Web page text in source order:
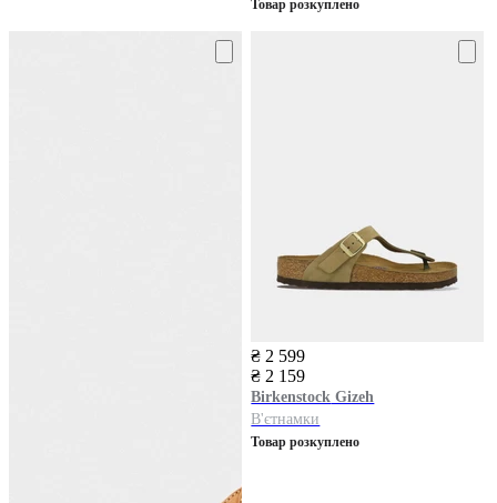
Товар розкуплено
₴ 2 599
₴ 2 159
Birkenstock Gizeh
В'єтнамки
Товар розкуплено